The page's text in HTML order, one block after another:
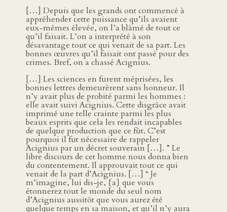
[…] Depuis que les grands ont commencé à
appréhender cette puissance qu’ils avaient
eux-mêmes élevée, on l’a blâmé de tout ce
qu’il faisait. L’on a interprété à son
désavantage tout ce qui venait de sa part. Les
bonnes œuvres qu’il faisait ont passé pour des
crimes. Bref, on a chassé Acignius.
[…] Les sciences en furent méprisées, les
bonnes lettres demeurèrent sans honneur. Il
n’y avait plus de probité parmi les hommes :
elle avait suivi Acignius. Cette disgrâce avait
imprimé une telle crainte parmi les plus
beaux esprits que cela les rendait incapables
de quelque production que ce fût. C’est
pourquoi il fut nécessaire de rappeler
Acignius par un décret souverain […]. ” Le
libre discours de cet homme nous donna bien
du contentement. Il approuvait tout ce qui
venait de la part d’Acignius. […] “ Je
m’imagine, lui dis-je, {a} que vous
étonnerez tout le monde du seul nom
d’Acignius aussitôt que vous aurez été
quelque temps en sa maison, et qu’il n’y aura